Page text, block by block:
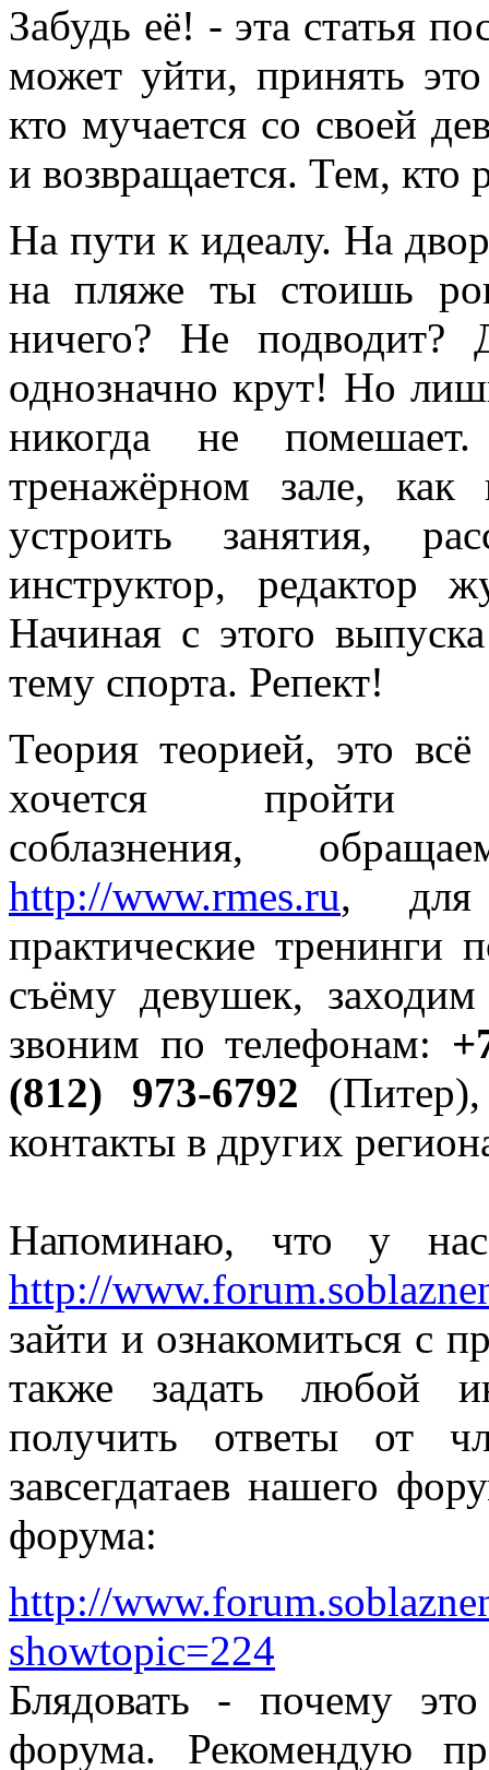
Забудь её! - эта статья
может уйти, принять
кто мучается со своей
и возвращается. Тем, кто
На пути к идеалу. На
на пляже ты стоишь
ничего? Не
однозначно крут! Но
никогда не
тренажёрном зале, как
устроить занятия,
инструктор, редактор
Начиная с этого
тему спорта. Репект!
Теория теорией, это
хочется
соблазнения,
http://www.rmes.ru, для
практические тренинги
съёму девушек,
звоним по телефонам:
(812) 973-6792
контакты в других
Напоминаю, что у
http://
зайти и ознакомиться с
также задать любой
получить ответы от
завсегдатаев нашего
форума:
http://
showtopic=224
Блядовать - почему
форума. Рекомендую